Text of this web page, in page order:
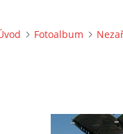
Fotoalbum